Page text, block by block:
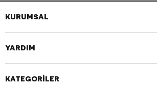
KURUMSAL
YARDIM
KATEGORİLER